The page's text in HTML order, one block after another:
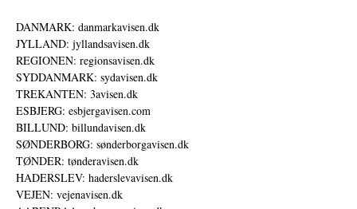
DANMARK: danmarkavisen.dk
JYLLAND: jyllandsavisen.dk
REGIONEN: regionsavisen.dk
SYDDANMARK: sydavisen.dk
TREKANTEN: 3avisen.dk
ESBJERG: esbjergavisen.com
BILLUND: billundavisen.dk
SØNDERBORG: sønderborgavisen.dk
TØNDER: tønderavisen.dk
HADERSLEV: haderslevavisen.dk
VEJEN: vejenavisen.dk